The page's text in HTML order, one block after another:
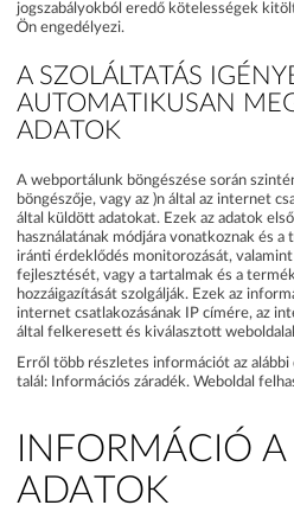
jogszabályokból eredő kötelességek
Ön engedélyezi.
A SZOLÁLTATÁS
AUTOMATIKUSAN
ADATOK
A webportálunk böngészése során
böngészője, vagy az )n által az internet
által küldött adatokat. Ezek az adatok
használatának módjára vonatkoznak és
iránti érdeklődés monitorozását,
fejlesztését, vagy a tartalmak és a
hozzáigazítását szolgálják. Ezek az
internet csatlakozásának IP címére, az
által felkeresett és kiválasztott
Erről több részletes információt az
talál:Információs záradék. Weboldal
INFORMÁCIÓ
ADATOK